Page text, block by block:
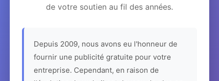
de votre soutien au fil des années.
Depuis 2009, nous avons eu l'honneur de
fournir une publicité gratuite pour votre
entreprise. Cependant, en raison de